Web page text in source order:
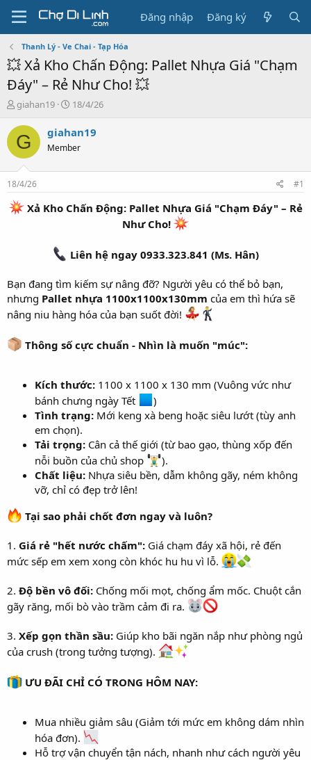
Đăng nhập Đăng ký
Thanh Lý - Ve Chai - Tạp Hóa
💥 Xả Kho Chấn Động: Pallet Nhựa Giá "Chạm
Đáy" – Rẻ Như Cho! 💥
T
r
e
a
s
t
a
r
giahan19
N
à
g
18/4/26
G giahan19
Member
18/4/26 #1
Xả Kho Chấn Động: Pallet Nhựa Giá "Chạm Đáy" – Rẻ
Như Cho!
Liên hệ ngay 0933.323.841 (Ms. Hân)
Bạn đang tìm kiếm sự nâng đỡ? Người yêu có thể bỏ bạn,
nhưng Pallet nhựa 1100x1100x130mm của em thì hứa sẽ
nâng niu hàng hóa của bạn suốt đời!
Thông số cực chuẩn - Nhìn là muốn "múc":
Kích thước: 1100 x 1100 x 130 mm (Vuông vức như
bánh chưng ngày Tết
)
Tình trạng: Mới keng xà beng hoặc siêu lướt (tùy anh
em chọn).
Tải trọng: Cân cả thế giới (từ bao gạo, thùng xốp đến
nỗi buồn của chủ shop
).
Chất liệu: Nhựa siêu bền, dẫm không gãy, ném không
vỡ, chỉ có đẹp trở lên!
Tại sao phải chốt đơn ngay và luôn?
1. Giá rẻ "hết nước chấm": Giá chạm đáy xã hội, rẻ đến
mức sếp em xem xong còn khóc hu hu vì lỗ.
2. Độ bền vô đối: Chống mối mọt, chống ẩm mốc. Chuột cắn
gãy răng, mối bò vào trầm cảm đi ra.
3. Xếp gọn thần sầu: Giúp kho bãi ngăn nắp như phòng ngủ
của crush (trong tưởng tượng).
ƯU ĐÃI CHỈ CÓ TRONG HÔM NAY:
Mua nhiều giảm sâu (Giảm tới mức em không dám nhìn
hóa đơn).
Hỗ trợ vận chuyển tận nách, nhanh như cách người yêu